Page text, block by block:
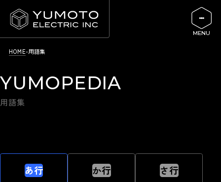
HOME 用語集
YUMOPEDIA
用語集
あ行 か行 さ行